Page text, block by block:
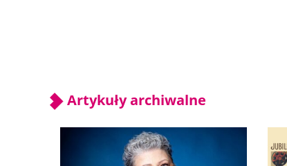
Artykuły archiwalne